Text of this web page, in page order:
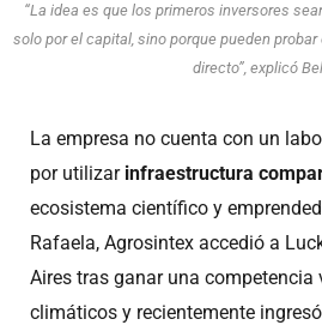
“La idea es que los primeros inversores
solo por el capital, sino porque pueden
directo”, explicó
La empresa no cuenta con un
por utilizarinfraestructura
ecosistema científico y
Rafaela, Agrosintex accedió a
Aires tras ganar una
climáticos y recientemente